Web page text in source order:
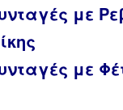
με
με